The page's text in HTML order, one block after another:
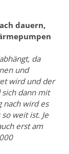
dauern,
da
und
wird und der
dann mit
nach wird es
weit ist. Je
erst am